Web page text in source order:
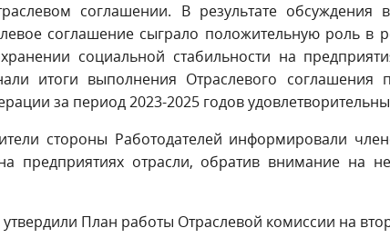
соглашении. В результате обсуждения
соглашение сыграло положительную роль в
социальной стабильности на
итоги выполнения Отраслевого соглашения
за период 2023-2025 годов
стороны Работодателей информировали
предприятиях отрасли, обратив внимание на
План работы Отраслевой комиссии на